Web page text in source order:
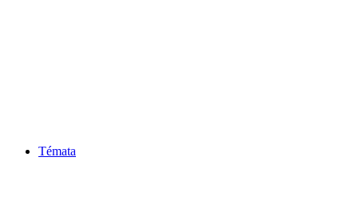
Témata